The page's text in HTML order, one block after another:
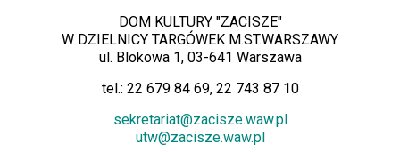
DOM KULTURY "ZACISZE"
W DZIELNICY TARGÓWEK M.ST.WARSZAWY
ul. Blokowa 1, 03-641 Warszawa
tel.: 22 679 84 69, 22 743 87 10
sekretariat@zacisze.waw.pl
utw@zacisze.waw.pl